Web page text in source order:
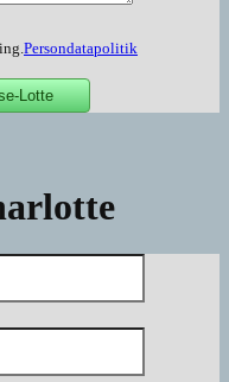
Persondatapolitik